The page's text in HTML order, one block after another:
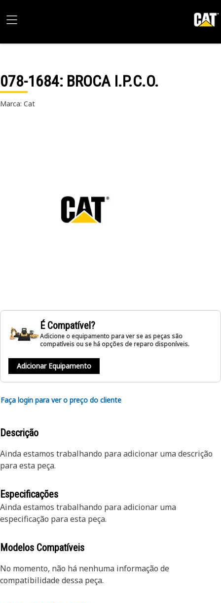
078-1684: BROCA I.P.C.O.
Marca: Cat
É Compatível?
Adicione o equipamento para ver se as peças são
compatíveis ou se há opções de reparo disponíveis.
Adicionar Equipamento
Faça login para ver o preço do cliente
Descrição
Ainda estamos trabalhando para adicionar uma descrição
para esta peça.
Especificações
Ainda estamos trabalhando para adicionar uma
especificação para esta peça.
Modelos Compatíveis
No momento, não há nenhuma informação de
compatibilidade dessa peça.